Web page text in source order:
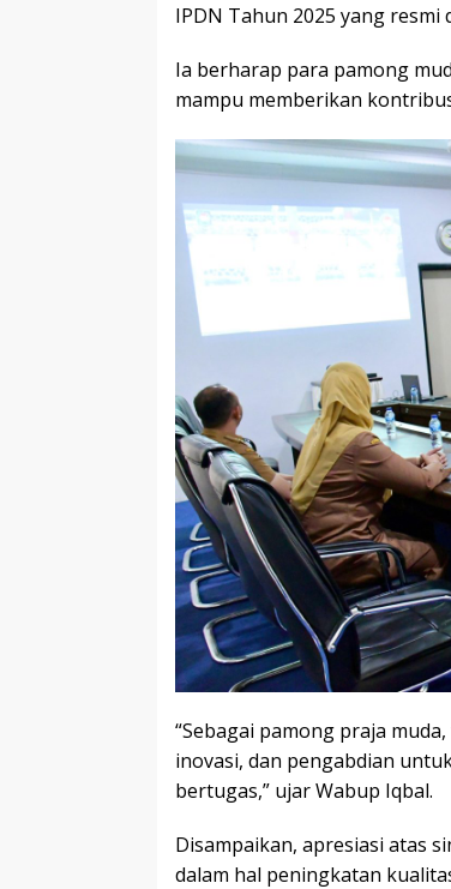
IPDN Tahun 2025 yang resmi
Ia berharap para pamong
mampu memberikan
“Sebagai pamong praja
inovasi, dan pengabdian
bertugas,” ujar Wabup Iqbal.
Disampaikan, apresiasi atas
dalam hal peningkatan